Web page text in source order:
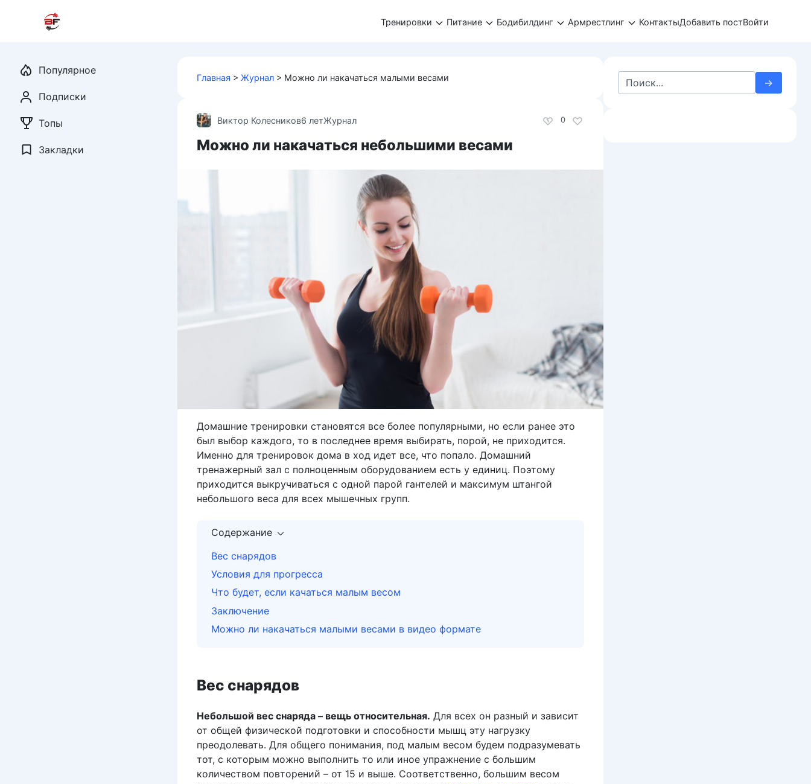
Тренировки Питание Бодибилдинг Армрестлинг КонтактыДобавить постВойти
Главная > Журнал > Можно ли накачаться малыми весами
0
Виктор Колесников6 летЖурнал
Можно ли накачаться небольшими весами
Домашние тренировки становятся все более популярными, но если ранее это
был выбор каждого, то в последнее время выбирать, порой, не приходится.
Именно для тренировок дома в ход идет все, что попало. Домашний
тренажерный зал с полноценным оборудованием есть у единиц. Поэтому
приходится выкручиваться с одной парой гантелей и максимум штангой
небольшого веса для всех мышечных групп.
Содержание
Вес снарядов
Условия для прогресса
Что будет, если качаться малым весом
Заключение
Можно ли накачаться малыми весами в видео формате
Вес снарядов
Небольшой вес снаряда – вещь относительная. Для всех он разный и зависит
от общей физической подготовки и способности мышц эту нагрузку
преодолевать. Для общего понимания, под малым весом будем подразумевать
тот, с которым можно выполнить то или иное упражнение с большим
количеством повторений – от 15 и выше. Соответственно, большим весом
Популярное
Подписки
Топы
Закладки
Search
for: